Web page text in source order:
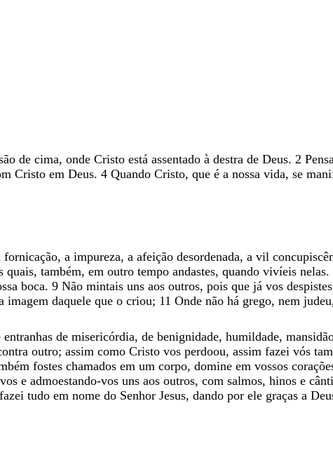
de cima, onde Cristo está assentado à destra de Deus. 2
Cristo em Deus. 4 Quando Cristo, que é a nossa vida, se
fornicação, a impureza, a afeição desordenada, a vil
quais, também, em outro tempo andastes, quando vivíeis nelas.
boca. 9 Não mintais uns aos outros, pois que já vos despistes
imagem daquele que o criou; 11 Onde não há grego, nem judeu,
entranhas de misericórdia, de benignidade, humildade,
outro; assim como Cristo vos perdoou, assim fazei vós
fostes chamados em um corpo, domine em vossos
e admoestando-vos uns aos outros, com salmos, hinos e
fazei tudo em nome do Senhor Jesus, dando por ele graças a